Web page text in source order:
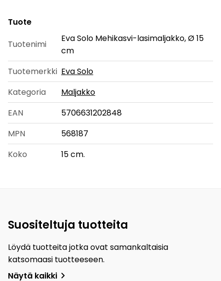
Tuote
Tuotenimi
Eva Solo Mehikasvi-lasimaljakko, Ø 15
cm
Tuotemerkki Eva Solo
Kategoria
Maljakko
EAN
5706631202848
MPN
568187
Koko
15 cm.
Suositeltuja tuotteita
Löydä tuotteita jotka ovat samankaltaisia
katsomaasi tuotteeseen.
Näytä kaikki